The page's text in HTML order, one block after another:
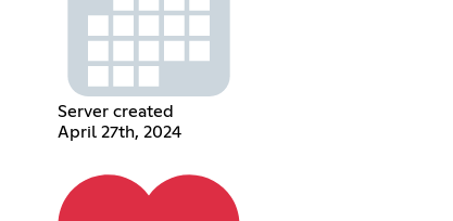
Server created
April 27th, 2024